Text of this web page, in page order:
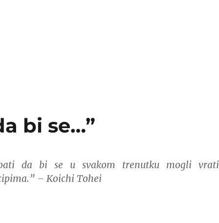
bi se…”
da bi se u svakom trenutku mogli
– Koichi Tohei